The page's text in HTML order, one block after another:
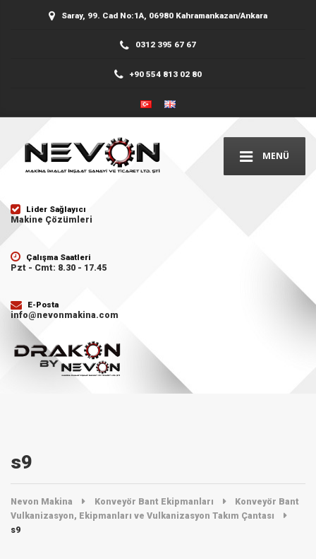
Saray, 99. Cad No:1A, 06980 Kahramankazan/Ankara
0312 395 67 67
+90 554 813 02 80
MENÜ
Lider Sağlayıcı
Makine Çözümleri
Çalışma Saatleri
Pzt - Cmt: 8.30 - 17.45
E-Posta
info@nevonmakina.com
s9
Nevon Makina Konveyör Bant Ekipmanları
Konveyör Bant
Vulkanizasyon, Ekipmanları ve Vulkanizasyon Takım Çantası
s9